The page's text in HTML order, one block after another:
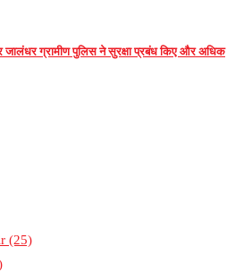
जालंधर ग्रामीण पुलिस ने सुरक्षा प्रबंध किए और अधिक
(25)